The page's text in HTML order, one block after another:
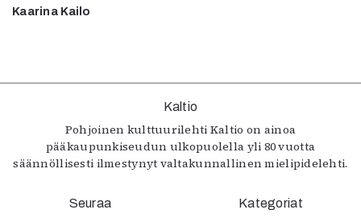
5/2025
Lehtiarkisto
Info
Tilaus ja irtonumerot
Kaarina Kailo
Kaltio
Pohjoinen kulttuurilehti Kaltio on ainoa
pääkaupunkiseudun ulkopuolella yli 80 vuotta
säännöllisesti ilmestynyt valtakunnallinen mielipidelehti.
Seuraa Kategoriat